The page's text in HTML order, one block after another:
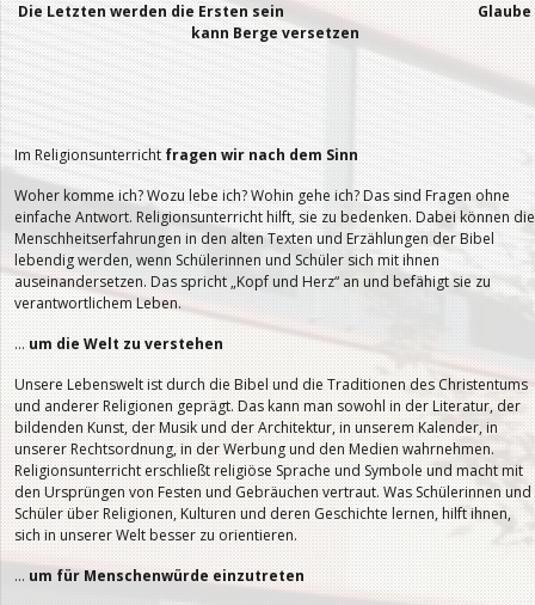
Die Letzten werden die Ersten sein Glaube
kann Berge versetzen
Im Religionsunterricht fragen wir nach dem Sinn
Woher komme ich? Wozu lebe ich? Wohin gehe ich? Das sind Fragen ohne
einfache Antwort. Religionsunterricht hilft, sie zu bedenken. Dabei können die
Menschheitserfahrungen in den alten Texten und Erzählungen der Bibel
lebendig werden, wenn Schülerinnen und Schüler sich mit ihnen
auseinandersetzen. Das spricht „Kopf und Herz“ an und befähigt sie zu
verantwortlichem Leben.
… um die Welt zu verstehen
Unsere Lebenswelt ist durch die Bibel und die Traditionen des Christentums
und anderer Religionen geprägt. Das kann man sowohl in der Literatur, der
bildenden Kunst, der Musik und der Architektur, in unserem Kalender, in
unserer Rechtsordnung, in der Werbung und den Medien wahrnehmen.
Religionsunterricht erschließt religiöse Sprache und Symbole und macht mit
den Ursprüngen von Festen und Gebräuchen vertraut. Was Schülerinnen und
Schüler über Religionen, Kulturen und deren Geschichte lernen, hilft ihnen,
sich in unserer Welt besser zu orientieren.
… um für Menschenwürde einzutreten